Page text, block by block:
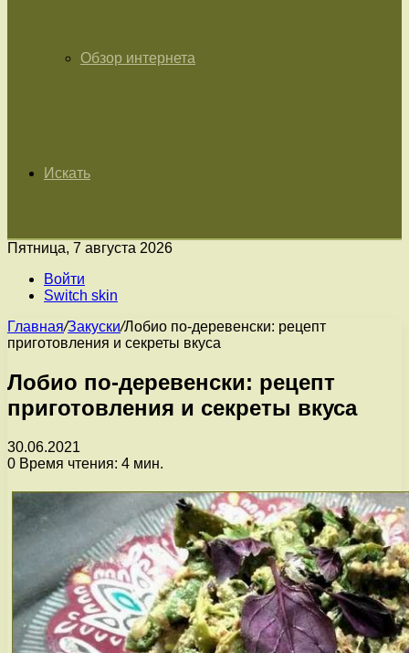
Обзор интернета
Искать
Пятница, 7 августа 2026
Войти
Switch skin
Главная/Закуски/Лобио по-деревенски: рецепт
приготовления и секреты вкуса
Лобио по-деревенски: рецепт
приготовления и секреты вкуса
30.06.2021
0 Время чтения: 4 мин.